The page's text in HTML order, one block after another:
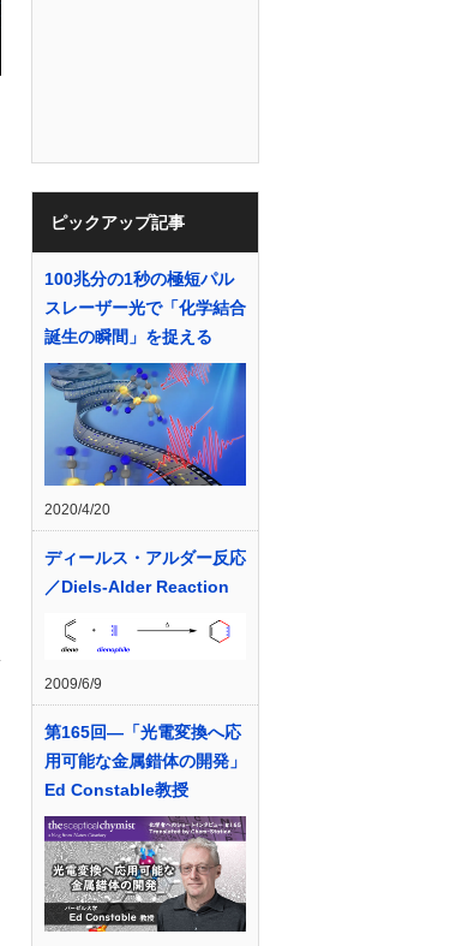
ピックアップ記事
100兆分の1秒の極短パル
スレーザー光で「化学結合
誕生の瞬間」を捉える
2020/4/20
ディールス・アルダー反応
／Diels-Alder Reaction
2009/6/9
第165回―「光電変換へ応
用可能な金属錯体の開発」
Ed Constable教授